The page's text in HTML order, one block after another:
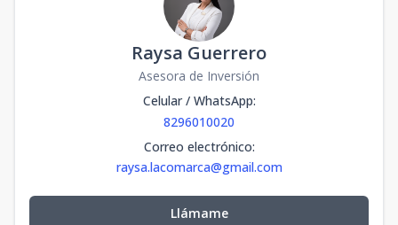
Raysa Guerrero
Asesora de Inversión
Celular / WhatsApp:
8296010020
Correo electrónico:
raysa.lacomarca@gmail.com
Llámame